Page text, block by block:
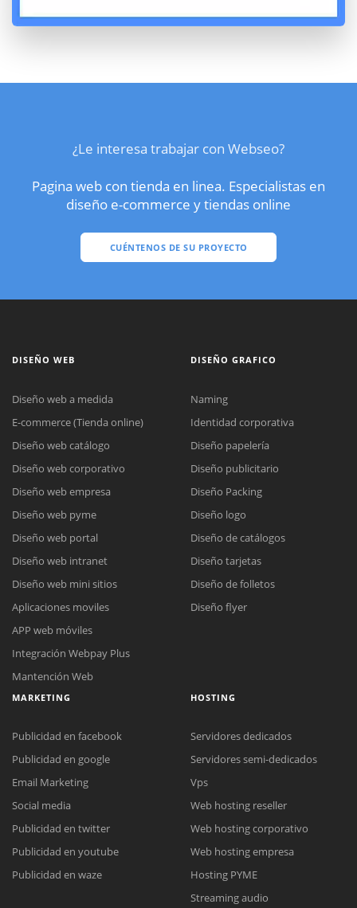
¿Le interesa trabajar con Webseo?
Pagina web con tienda en linea. Especialistas en
diseño e-commerce y tiendas online
CUÉNTENOS DE SU PROYECTO
Reunión online
Meet para la reunión online.
Cotización
Chat Online
Todos nuestros ejecutivos están fuera de línea. Complete el formulario
DISEÑO WEB
Diseño web a medida
E-commerce (Tienda online)
Diseño web catálogo
Diseño web corporativo
Diseño web empresa
Diseño web pyme
Diseño web portal
Diseño web intranet
Diseño web mini sitios
Aplicaciones moviles
APP web móviles
Integración Webpay Plus
Mantención Web
DISEÑO GRAFICO
Naming
Identidad corporativa
Diseño papelería
Diseño publicitario
Diseño Packing
Diseño logo
Diseño de catálogos
Diseño tarjetas
Diseño de folletos
Diseño flyer
MARKETING
Publicidad en facebook
Publicidad en google
Email Marketing
Social media
Publicidad en twitter
Publicidad en youtube
Publicidad en waze
HOSTING
Servidores dedicados
Servidores semi-dedicados
Vps
Web hosting reseller
Web hosting corporativo
Web hosting empresa
Hosting PYME
Streaming audio